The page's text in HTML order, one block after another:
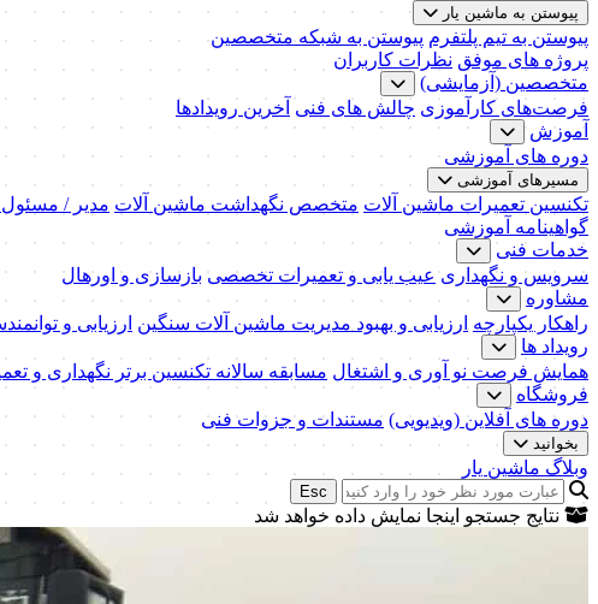
پیوستن به ماشین یار
پیوستن به تیم پلتفرم پیوستن به شبکه متخصصین
پروژه های موفق نظرات کاربران
متخصصین (آزمایشی)
فرصت‌های کارآموزی چالش های فنی آخرین رویدادها
آموزش
دوره های آموزشی
مسیرهای آموزشی
تکنسین تعمیرات ماشین آلات متخصص نگهداشت ماشین آلات مدیر /
گواهینامه آموزشی
خدمات فنی
سرویس و نگهداری عیب یابی و تعمیرات تخصصی بازسازی و اورهال
مشاوره
راهکار یکپارچه ارزیابی و بهبود مدیریت ماشین آلات سنگین ارزیابی و
رویداد ها
همایش فرصت نو آوری و اشتغال مسابقه سالانه تکنسین برتر نگهداری و
فروشگاه
دوره های آفلاین (ویدیویی) مستندات و جزوات فنی
بخوانید
وبلاگ ماشین یار
Esc
نتایج جستجو اینجا نمایش داده خواهد شد